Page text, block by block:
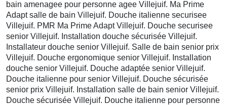
bain amenagee pour personne agee Villejuif. Ma Prime
Adapt salle de bain Villejuif. Douche italienne securisee
Villejuif. PMR Ma Prime Adapt Villejuif. Douche securisee
senior Villejuif. Installation douche sécurisée Villejuif.
Installateur douche senior Villejuif. Salle de bain senior prix
Villejuif. Douche ergonomique senior Villejuif. Installation
douche senior Villejuif. Douche adaptée senior Villejuif.
Douche italienne pour senior Villejuif. Douche sécurisée
senior prix Villejuif. Installation salle de bain senior Villejuif.
Douche sécurisée Villejuif. Douche italienne pour personne